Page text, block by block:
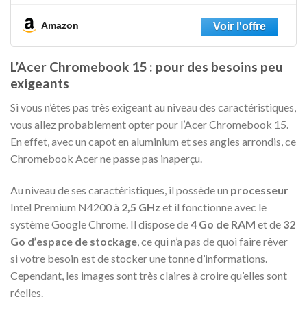
Amazon
L’Acer Chromebook 15 : pour des besoins peu
exigeants
Si vous n’êtes pas très exigeant au niveau des caractéristiques,
vous allez probablement opter pour l’Acer Chromebook 15.
En effet, avec un capot en aluminium et ses angles arrondis, ce
Chromebook Acer ne passe pas inaperçu.
Au niveau de ses caractéristiques, il possède un processeur
Intel Premium N4200 à 2,5 GHz et il fonctionne avec le
système Google Chrome. Il dispose de4 Go de RAM et de 32
​​Go d’espace de stockage , ce qui n’a pas de quoi faire rêver
si votre besoin est de stocker une tonne d’informations.
Cependant, les images sont très claires à croire qu’elles sont
réelles.